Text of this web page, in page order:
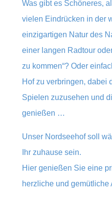
Was gibt es Schöneres,
vielen Eindrücken in der
einzigartigen Natur des
einer langen Radtour
zu kommen“? Oder
Hof zu verbringen, dabei
Spielen zuzusehen und
genießen …
Unser Nordseehof soll
Ihr zuhause sein.
Hier genießen Sie eine
herzliche und gemütliche